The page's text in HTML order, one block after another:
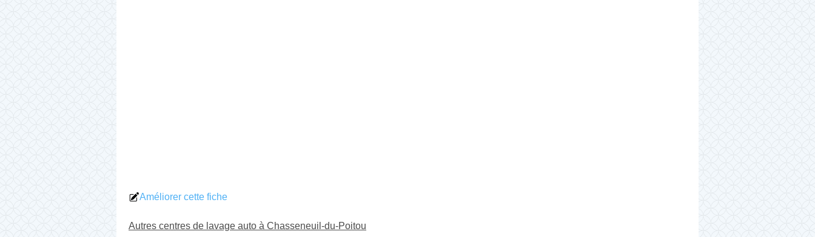
Améliorer cette fiche
Autres centres de lavage auto à Chasseneuil-du-Poitou